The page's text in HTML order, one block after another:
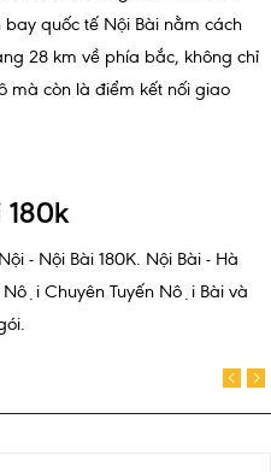
quốc tế Nội Bài nằm cách
28 km về phía bắc, không chỉ
mà còn là điểm kết nối giao
180k
- Nội Bài 180K. Nội Bài - Hà
Nội Chuyên Tuyến Nội Bài và